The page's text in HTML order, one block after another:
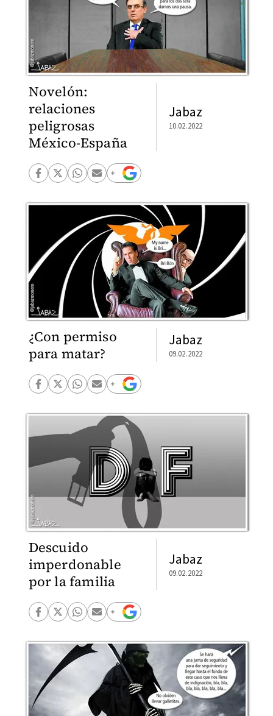
Novelón:
relaciones
peligrosas
México-España
Jabaz
10.02.2022
¿Con permiso
para matar?
Jabaz
09.02.2022
Descuido
imperdonable
por la familia
Jabaz
09.02.2022